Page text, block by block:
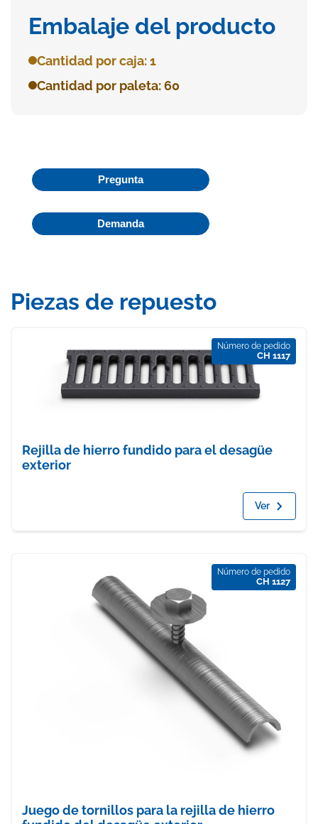
Embalaje del producto
Cantidad por caja: 1
Cantidad por paleta: 60
Pregunta
Demanda
Piezas de repuesto
Número de pedido
CH 1117
Rejilla de hierro fundido para el desagüe
exterior
Ver
Número de pedido
CH 1127
Juego de tornillos para la rejilla de hierro